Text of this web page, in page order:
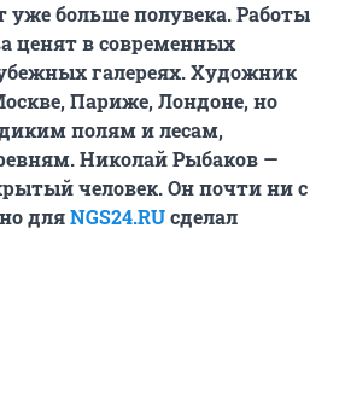
больше полувека. Работы
ценят в современных
галереях. Художник
Париже, Лондоне, но
полям и лесам,
Николай Рыбаков —
человек. Он почти ни с
дляNGS24.RUсделал